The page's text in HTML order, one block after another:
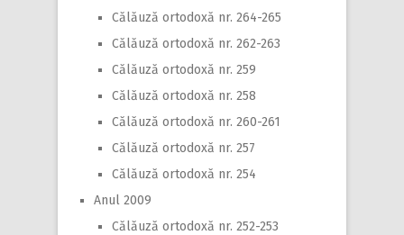
Călăuză ortodoxă nr. 264-265
Călăuză ortodoxă nr. 262-263
Călăuză ortodoxă nr. 259
Călăuză ortodoxă nr. 258
Călăuză ortodoxă nr. 260-261
Călăuză ortodoxă nr. 257
Călăuză ortodoxă nr. 254
Anul 2009
Călăuză ortodoxă nr. 252-253